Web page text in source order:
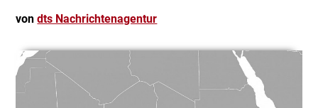
vondts Nachrichtenagentur